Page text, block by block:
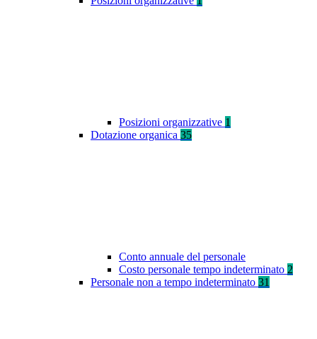
Posizioni organizzative 1
Dotazione organica 35
Conto annuale del personale
Costo personale tempo indeterminato 2
Personale non a tempo indeterminato 31